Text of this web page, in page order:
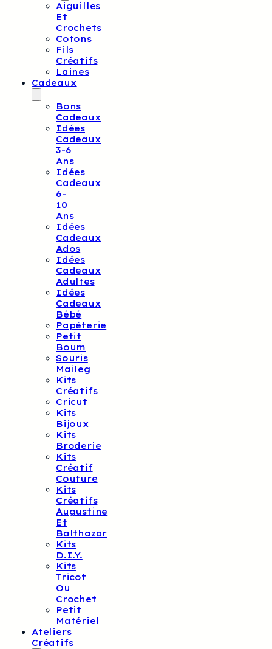
Aiguilles
Et
Crochets
Cotons
Fils
Créatifs
Laines
Cadeaux
Bons
Cadeaux
Idées
Cadeaux
3-6
Ans
Idées
Cadeaux
6-
10
Ans
Idées
Cadeaux
Ados
Idées
Cadeaux
Adultes
Idées
Cadeaux
Bébé
Papèterie
Petit
Boum
Souris
Maileg
Kits
Créatifs
Cricut
Kits
Bijoux
Kits
Broderie
Kits
Créatif
Couture
Kits
Créatifs
Augustine
Et
Balthazar
Kits
D.I.Y.
Kits
Tricot
Ou
Crochet
Petit
Matériel
Ateliers
Créatifs